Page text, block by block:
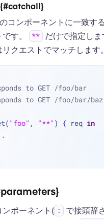
コンポーネントに一致す
す。
**
だけで指定し
クエストでマッチします。
to GET /foo/bar
to GET /foo/bar/baz
"foo" , "**" ) { req in
ポーネント( :
で接頭辞